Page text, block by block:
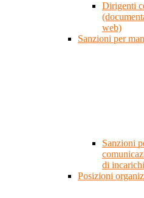
Dirigenti
web)
Sanzioni per
Sanzioni
di
Posizioni